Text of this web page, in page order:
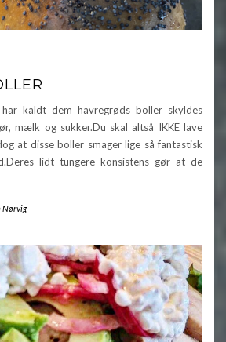
kaldt dem havregrøds boller skyldes
mælk og sukker.Du skal altså IKKE lave
at disse boller smager lige så fantastisk
lidt tungere konsistens gør at de
Nørvig